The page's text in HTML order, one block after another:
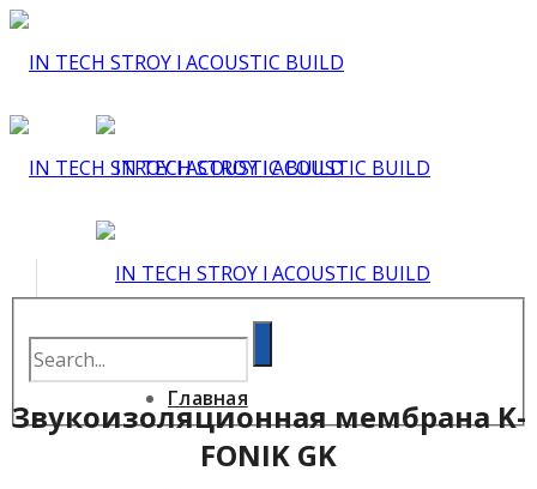
Главная
Звукоизоляционная мембрана K-
FONIK GK